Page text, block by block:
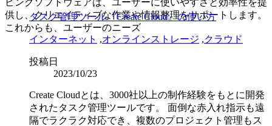
ピングソフトウェアは、ユーザーに使いやすさと効率性を提
供し、クリエイティブな作業や情報整理をサポートします。
これからも、ユーザーのニーズ
タスク管理ツール『Create Cloud』の使い方
インターネット ,オンラインストレージ ,クラウド
投稿日
2023/10/23
Create Cloudとは、3000社以上の制作経験をもとに開発
されたタスク管理ツールです。 面倒な赤入れ指示も遠
隔でラクラク対応でき、複数のプロジェクト管理もス